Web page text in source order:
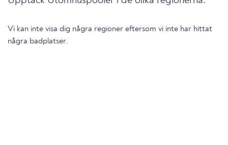
Vi kan inte visa dig några regioner eftersom vi inte har hittat
några badplatser.